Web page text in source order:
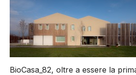
BioCasa_82, oltre a essere la